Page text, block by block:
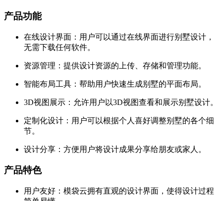
产品功能
在线设计界面：用户可以通过在线界面进行别墅设计，
无需下载任何软件。
资源管理：提供设计资源的上传、存储和管理功能。
智能布局工具：帮助用户快速生成别墅的平面布局。
3D视图展示：允许用户以3D视图查看和展示别墅设计。
定制化设计：用户可以根据个人喜好调整别墅的各个细
节。
设计分享：方便用户将设计成果分享给朋友或家人。
产品特色
用户友好：模袋云拥有直观的设计界面，使得设计过程